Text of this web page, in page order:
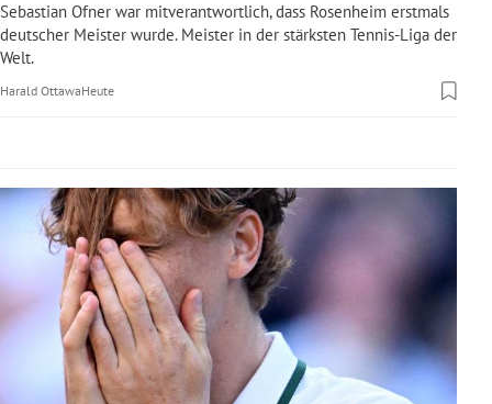
Untermenü
Untermenü
Untermenü
Sebastian Ofner war mitverantwortlich, dass Rosenheim erstmals
deutscher Meister wurde. Meister in der stärksten Tennis-Liga der
Welt.
Harald OttawaHeute